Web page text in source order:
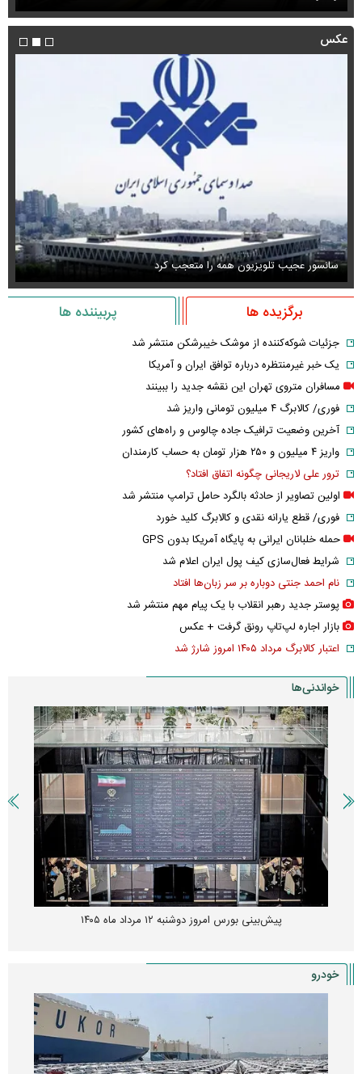
عکس
سانسور عجیب تلویزیون همه را متعجب کرد
برگزیده ها پربیننده ها
جزئیات شوکه‌کننده از موشک خیبرشکن منتشر شد
یک خبر غیرمنتظره درباره توافق ایران و آمریکا
مسافران متروی تهران این نقشه جدید را ببینند
فوری/ کالابرگ ۴ میلیون تومانی واریز شد
آخرین وضعیت ترافیک جاده چالوس و راه‌های کشور
واریز ۴ میلیون و ۲۵۰ هزار تومان به حساب کارمندان
ترور علی لاریجانی چگونه اتفاق افتاد؟
اولین تصاویر از حادثه بالگرد حامل ترامپ منتشر شد
فوری/ قطع یارانه نقدی و کالابرگ کلید خورد
حمله خلبانان ایرانی به پایگاه آمریکا بدون GPS
شرایط فعال‌سازی کیف پول ایران اعلام شد
نام احمد جنتی دوباره بر سر زبان‌ها افتاد
پوستر جدید رهبر انقلاب با یک پیام مهم منتشر شد
بازار اجاره لپ‌تاپ رونق گرفت + عکس
اعتبار کالابرگ مرداد ۱۴۰۵ امروز شارژ شد
خواندنی‌ها
پیش‌بینی بورس امروز دوشنبه ۱۲ مرداد ماه ۱۴۰۵
خودرو